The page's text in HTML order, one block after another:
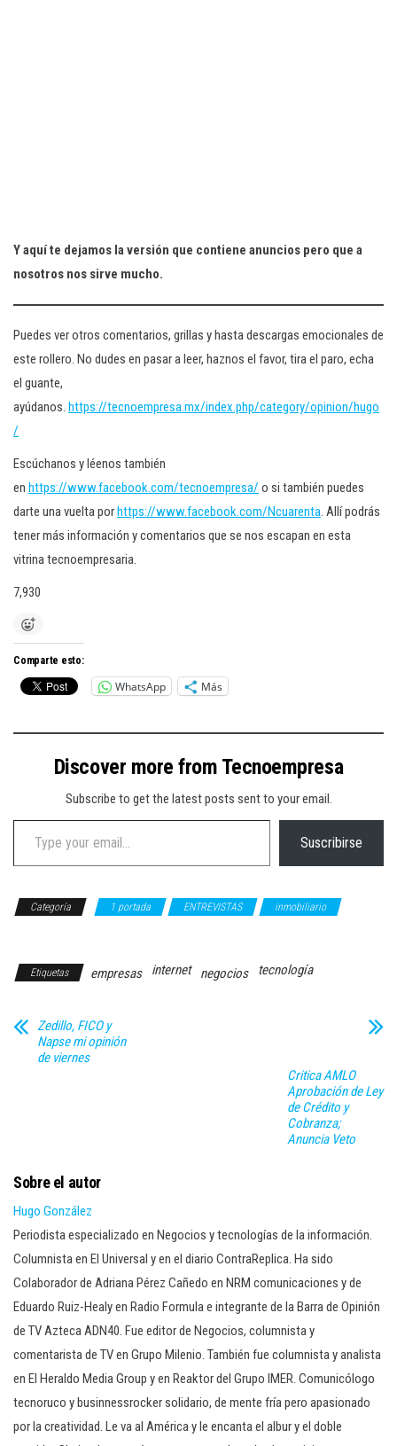
Y aquí te dejamos la versión que contiene anuncios pero que a
nosotros nos sirve mucho.
Puedes ver otros comentarios, grillas y hasta descargas emocionales de
este rollero. No dudes en pasar a leer, haznos el favor, tira el paro, echa
el guante,
ayúdanos. https://tecnoempresa.mx/index.php/category/opinion/hugo
/
Escúchanos y léenos también
en https://www.facebook.com/tecnoempresa/ o si también puedes
darte una vuelta porhttps://www.facebook.com/Ncuarenta. Allí podrás
tener más información y comentarios que se nos escapan en esta
vitrina tecnoempresaria.
7,930
Comparte esto:
WhatsApp Más
Discover more from Tecnoempresa
Subscribe to get the latest posts sent to your email.
Type your email…
Suscribirse
Categoría 1 portada ENTREVISTAS
inmobiliario
Etiquetas empresas internet negocios tecnología
Zedillo, FICO y
Napse mi opinión
de viernes
Critica AMLO
Aprobación de Ley
de Crédito y
Cobranza;
Anuncia Veto
Sobre el autor
Hugo González
Periodista especializado en Negocios y tecnologías de la información.
Columnista en El Universal y en el diario ContraReplica. Ha sido
Colaborador de Adriana Pérez Cañedo en NRM comunicaciones y de
Eduardo Ruiz-Healy en Radio Formula e integrante de la Barra de Opinión
de TV Azteca ADN40. Fue editor de Negocios, columnista y
comentarista de TV en Grupo Milenio. También fue columnista y analista
en El Heraldo Media Group y en Reaktor del Grupo IMER. Comunicólogo
tecnoruco y businnessrocker solidario, de mente fría pero apasionado
por la creatividad. Le va al América y le encanta el albur y el doble